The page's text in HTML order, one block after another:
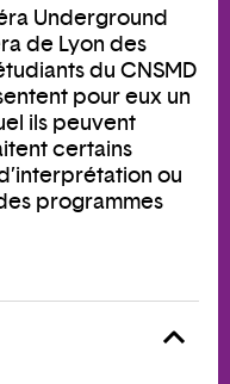
Underground
de Lyon des
du CNSMD
pour eux un
ils peuvent
certains
ou
programmes